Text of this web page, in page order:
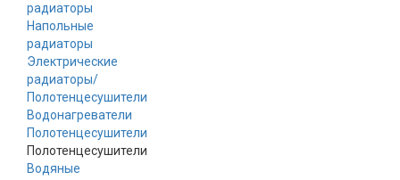
радиаторы
Напольные
радиаторы
Электрические
радиаторы/
Полотенцесушители
Водонагреватели
Полотенцесушители
Полотенцесушители
Водяные